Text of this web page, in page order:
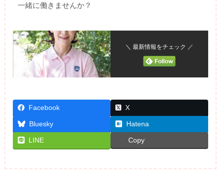
一緒に働きませんか？
＼ 最新情報をチェック ／
Facebook X
Bluesky Hatena
LINE Copy